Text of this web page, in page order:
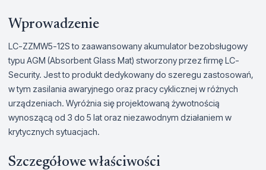
Wprowadzenie
LC-ZZMW5-12S to zaawansowany akumulator bezobsługowy
typu AGM (Absorbent Glass Mat) stworzony przez firmę LC-
Security. Jest to produkt dedykowany do szeregu zastosowań,
w tym zasilania awaryjnego oraz pracy cyklicznej w różnych
urządzeniach. Wyróżnia się projektowaną żywotnością
wynoszącą od 3 do 5 lat oraz niezawodnym działaniem w
krytycznych sytuacjach.
Szczegółowe właściwości